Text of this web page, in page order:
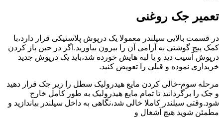
تعمیر جک روغنی
در قسمت بالایی سیلندر معمولا یک درپوش پلاستیکی قرار دارد،با
کمک پیچ گوشتی به آرامی آن را بیرون بیاورید.اگر در حین باز کردن
درپوش آسیب دید و یا لبه هایش خورده شد،باید یک درپوش جدید
خریداری نموده و قبلی را تعویض کنید.
مرحله سوم-خالی کردن مایع هیدرولیک سطل را زیر جک قرار دهید
و جک را برگردانید تا تمام مایع هیدرولیک به طور کامل خارج
شود.وقتی سیلندر کاملا خالی شد،نگاهی به داخل سیلندر بیاندازید و
مطمئن شوید هیچ آشغال و